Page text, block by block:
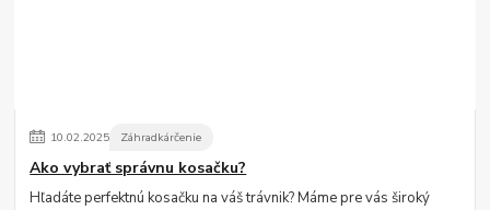
10.02.2025 Záhradkárčenie
Ako vybrať správnu kosačku?
Hľadáte perfektnú kosačku na váš trávnik? Máme pre vás široký